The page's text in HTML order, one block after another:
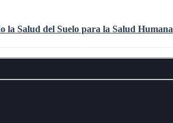
la Salud del Suelo para la Salud Humana